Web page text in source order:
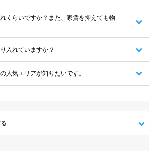
くらいですか？また、家賃を抑えても物
入れていますか？
人気エリアが知りたいです。